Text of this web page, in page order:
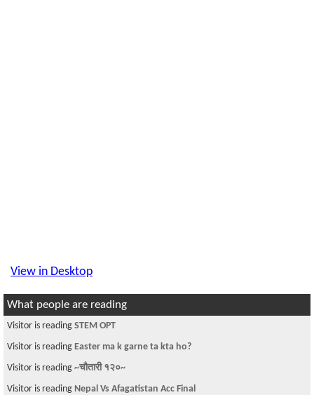
View in Desktop
What people are reading
Visitor is reading STEM OPT
Visitor is reading Easter ma k garne ta kta ho?
Visitor is reading ~चौतारी १२०~
Visitor is reading Nepal Vs Afagatistan Acc Final